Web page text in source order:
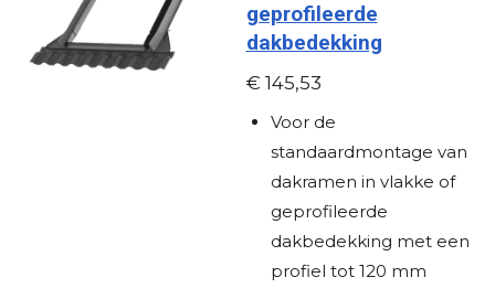
geprofileerde
dakbedekking
€ 145,53
Voor de
standaardmontage van
dakramen in vlakke of
geprofileerde
dakbedekking met een
profiel tot 120 mm